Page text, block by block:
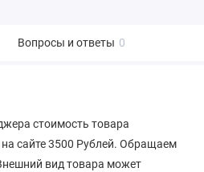
Вопросы и ответы 0
стоимость товара
на сайте 3500 Рублей. Обращаем
вид товара может